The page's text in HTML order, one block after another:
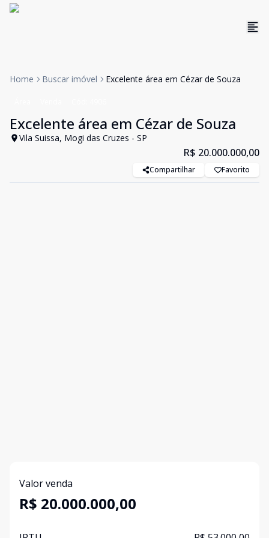
Home Buscar imóvel Excelente área em Cézar de Souza
Excelente área em Cézar de Souza
Vila Suissa, Mogi das Cruzes - SP
R$ 20.000.000,00
Compartilhar Favorito
Valor venda
R$ 20.000.000,00